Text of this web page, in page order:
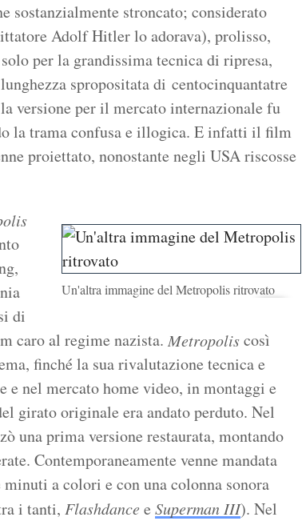
sostanzialmente stroncato; considerato
Adolf Hitler lo adorava), prolisso,
per la grandissima tecnica di ripresa,
spropositata di centocinquantatre
versione per il mercato internazionale fu
la trama confusa e illogica. E infatti il film
proiettato, nonostante negli USA riscosse
Un'altra immagine del Metropolis ritrovato
di
caro al regime nazista. Metropoliscosì
finché la sua rivalutazione tecnica e
nel mercato home video, in montaggi e
girato originale era andato perduto. Nel
una prima versione restaurata, montando
Contemporaneamente venne mandata
a colori e con una colonna sonora
i tanti, Flashdance e Superman III). Nel